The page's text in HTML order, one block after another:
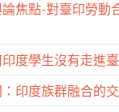
焦點-對臺印勞動
度學生沒有走進
印度族群融合的